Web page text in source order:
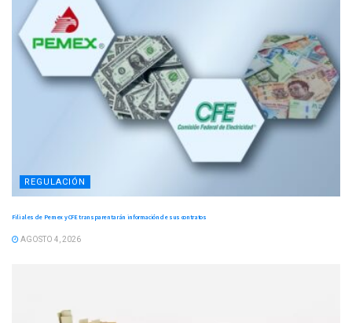
REGULACIÓN
Filiales de Pemex y CFE transparentarán información de sus contratos
AGOSTO 4, 2026